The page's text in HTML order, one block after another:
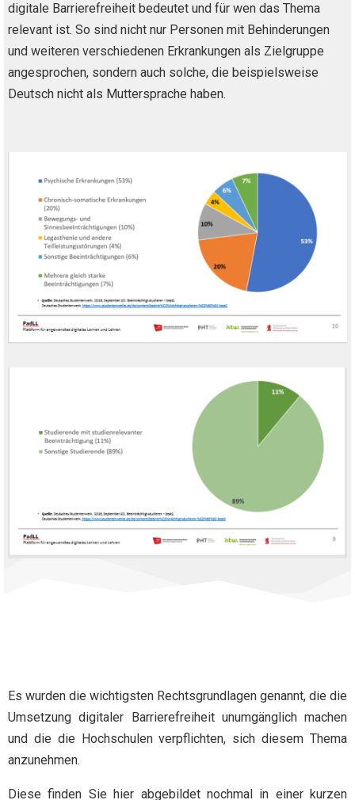
digitale Barrierefreiheit bedeutet und für wen das Thema
relevant ist. So sind nicht nur Personen mit Behinderungen
und weiteren verschiedenen Erkrankungen als Zielgruppe
angesprochen, sondern auch solche, die beispielsweise
Deutsch nicht als Muttersprache haben.
Es wurden die wichtigsten Rechtsgrundlagen genannt, die die
Umsetzung digitaler Barrierefreiheit unumgänglich machen
und die die Hochschulen verpflichten, sich diesem Thema
anzunehmen.
Diese finden Sie hier abgebildet nochmal in einer kurzen